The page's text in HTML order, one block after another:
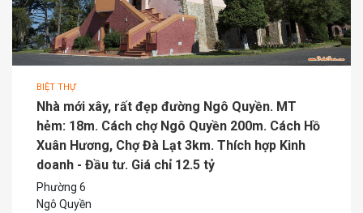
BIỆT THỰ
Nhà mới xây, rất đẹp đường Ngô Quyền. MT
hẻm: 18m. Cách chợ Ngô Quyền 200m. Cách Hồ
Xuân Hương, Chợ Đà Lạt 3km. Thích hợp Kinh
doanh - Đầu tư. Giá chỉ 12.5 tỷ
Phường 6
Ngô Quyền